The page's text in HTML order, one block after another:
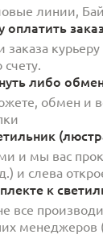
линии,
оплатить
заказа
либо
обмен и
и мы вас
и слева
к
все
менеджеров